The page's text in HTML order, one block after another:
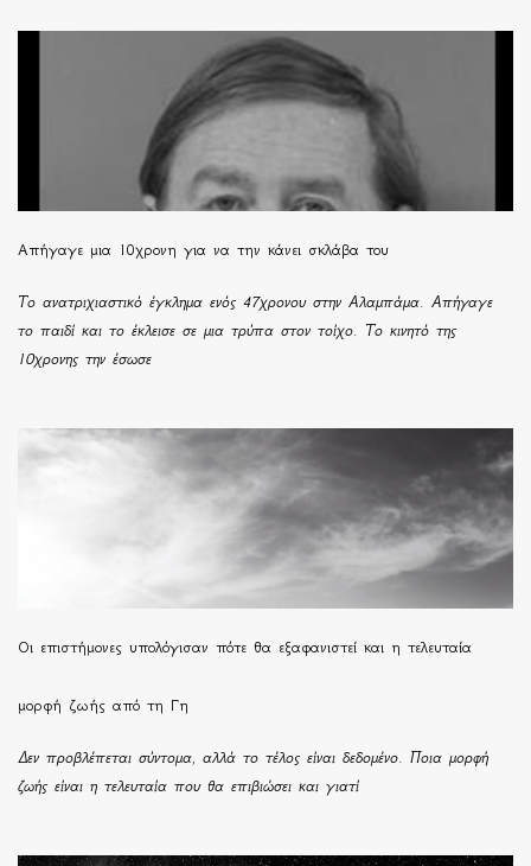
Απήγαγε μια 10χρονη για να την κάνει σκλάβα του
Το ανατριχιαστικό έγκλημα ενός 47χρονου στην Αλαμπάμα. Απήγαγε
το παιδί και το έκλεισε σε μια τρύπα στον τοίχο. Το κινητό της
10χρονης την έσωσε
Οι επιστήμονες υπολόγισαν πότε θα εξαφανιστεί και η τελευταία
μορφή ζωής από τη Γη
Δεν προβλέπεται σύντομα, αλλά το τέλος είναι δεδομένο. Ποια μορφή
ζωής είναι η τελευταία που θα επιβιώσει και γιατί